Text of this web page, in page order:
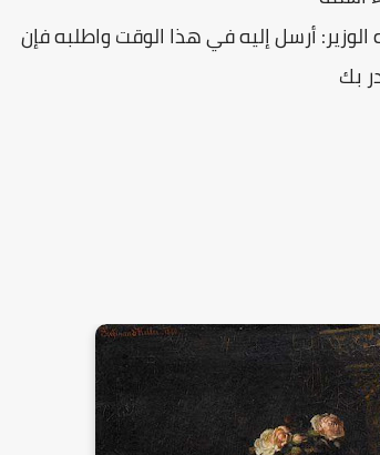
الوزير: أرسل إليه في هذا الوقت واطلبه فإن
بك